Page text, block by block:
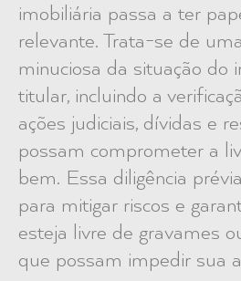
imobiliária passa a ter
relevante. Trata-se de
minuciosa da situação do
titular, incluindo a
ações judiciais, dívidas e
possam comprometer a
bem. Essa diligência
para mitigar riscos e
esteja livre de gravames
que possam impedir sua